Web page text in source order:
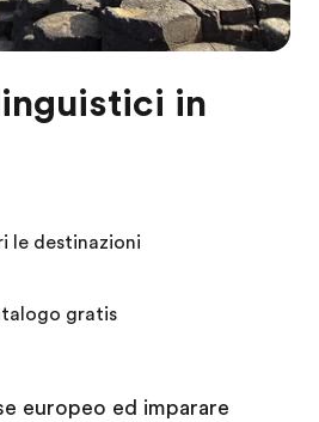
in
europeo ed imparare
le destinazioni
gratis